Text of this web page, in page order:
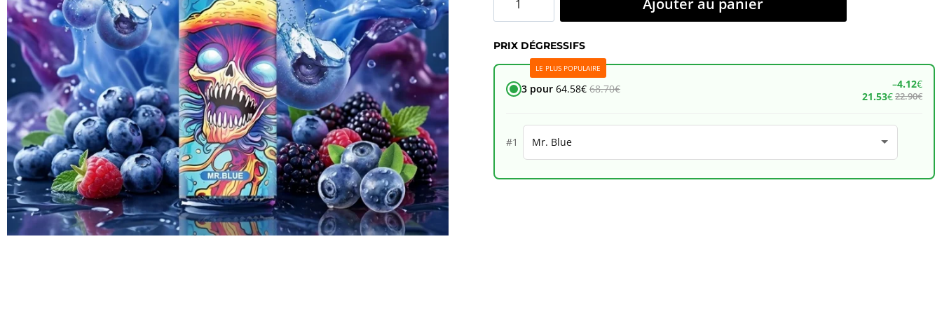
de
JNR
Alien
10K
PRIX DÉGRESSIFS
LE PLUS POPULAIRE
3 pour 64.58€ 68.70€ –4.12€
21.53€22.90€
#1